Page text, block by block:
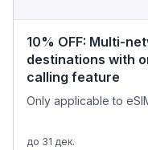
10% OFF: Multi-
destinations with
calling feature
Only applicable to
до 31 дек.